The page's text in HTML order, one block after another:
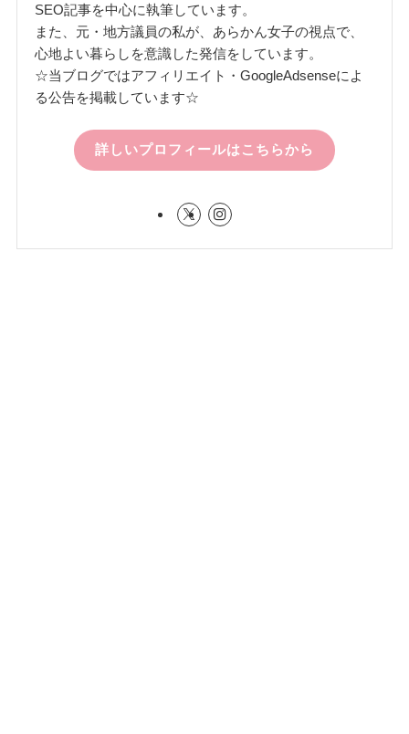
SEO記事を中心に執筆しています。
また、元・地方議員の私が、あらかん女子の視点で、
心地よい暮らしを意識した発信をしています。
☆当ブログではアフィリエイト・GoogleAdsenseによ
る公告を掲載しています☆
詳しいプロフィールはこちらから